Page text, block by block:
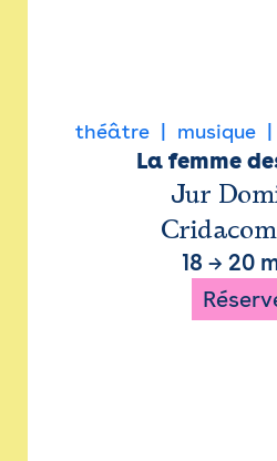
théâtre musique
La femme
Jur
18 → 20